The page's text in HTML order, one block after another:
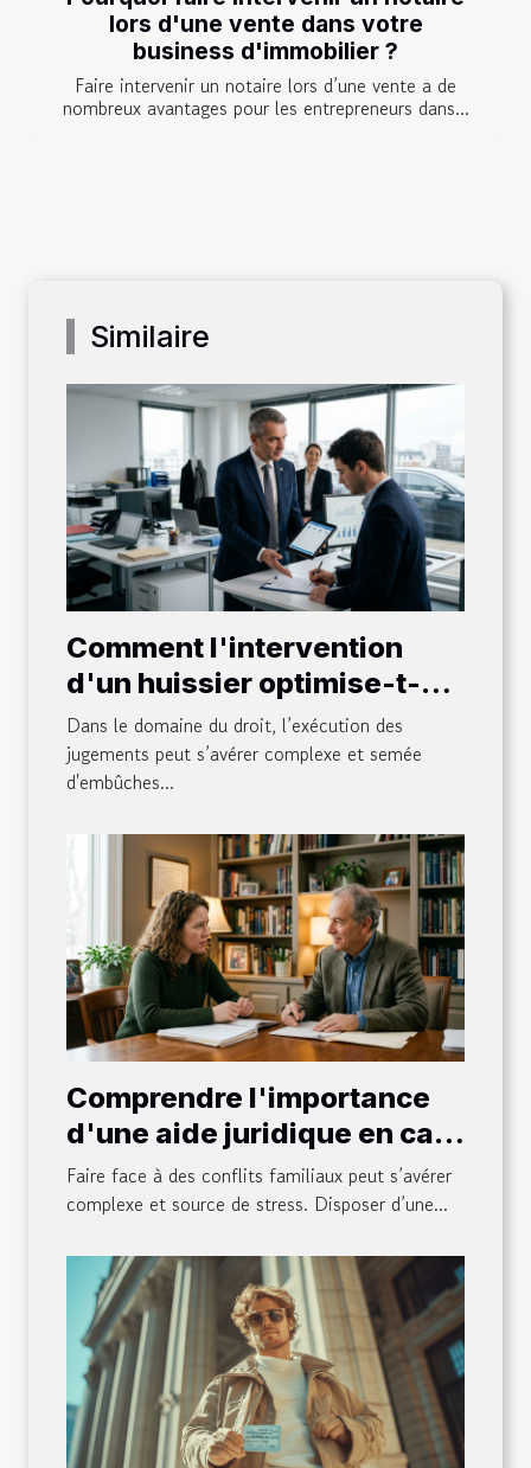
lors d'une vente dans votre
business d'immobilier ?
Faire intervenir un notaire lors d’une vente a de
nombreux avantages pour les entrepreneurs dans...
Similaire
Comment l'intervention
d'un huissier optimise-t-
elle l'exécution des
jugements ?
Dans le domaine du droit, l’exécution des
jugements peut s’avérer complexe et semée
d'embûches...
Comprendre l'importance
d'une aide juridique en cas
de conflits familiaux
Faire face à des conflits familiaux peut s’avérer
complexe et source de stress. Disposer d’une...